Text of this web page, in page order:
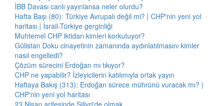
İBB Davası canlı yayınlansa neler olurdu?
Hafta Başı (80): Türkiye Avrupalı değil mi? | CHP'nin yeni yol
haritası | İsrail-Türkiye gerginliği
Muhtemel CHP iktidarı kimleri korkutuyor?
Gülistan Doku cinayetinin zamanında aydınlatılmasını kimler
nasıl engelledi?
Çözüm sürecini Erdoğan mı tıkıyor?
CHP ne yapabilir? İzleyicilerin katılımıyla ortak yayın
Haftaya Bakış (313): Erdoğan sürece mührünü vuracak mı? |
CHP'nin yeni yol haritası
23 Nisan arifesinde Silivri'de olmak